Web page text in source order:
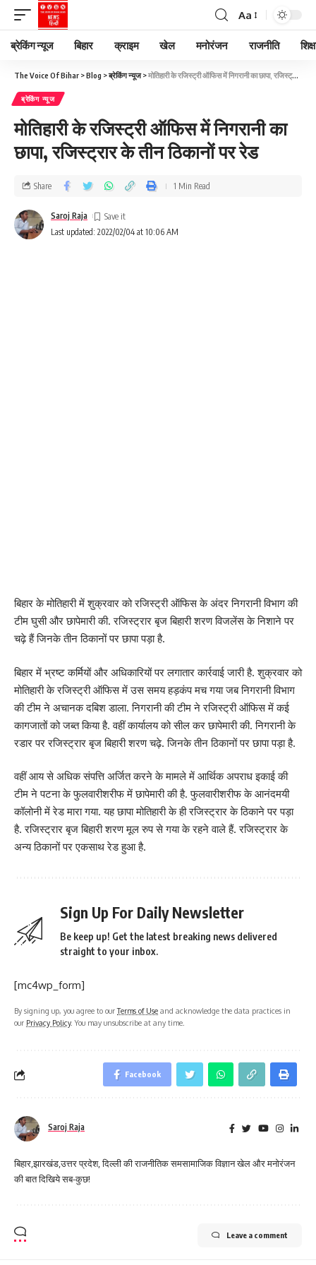
Aa
ब्रेकिंग न्यूज बिहार क्राइम खेल मनोरंजन राजनीति
The Voice Of Bihar >Blog >ब्रेकिंग न्यूज>मोतिहारी के रजिस्ट्री ऑफिस में निगरानी का छापा, रजिस्ट्रार के तीन ठिकानों पर रेड
ब्रेकिंग न्यूज
मोतिहारी के रजिस्ट्री ऑफिस में निगरानी का
छापा, रजिस्ट्रार के तीन ठिकानों पर रेड
Last updated: 2022/02/04 at 10:06 AM
Saroj Raja
Share 1 Min Read
बिहार के मोतिहारी में शुक्रवार को रजिस्ट्री ऑफिस के अंदर निगरानी विभाग की
टीम घुसी और छापेमारी की. रजिस्ट्रार बृज बिहारी शरण विजलेंस के निशाने पर
चढ़े हैं जिनके तीन ठिकानों पर छापा पड़ा है.
बिहार में भ्रष्ट कर्मियों और अधिकारियों पर लगातार कार्रवाई जारी है. शुक्रवार को
मोतिहारी के रजिस्ट्री ऑफिस में उस समय हड़कंप मच गया जब निगरानी विभाग
की टीम ने अचानक दबिश डाला. निगरानी की टीम ने रजिस्ट्री ऑफिस में कई
कागजातों को जब्त किया है. वहीं कार्यालय को सील कर छापेमारी की. निगरानी के
रडार पर रजिस्ट्रार बृज बिहारी शरण चढ़े. जिनके तीन ठिकानों पर छापा पड़ा है.
वहीं आय से अधिक संपत्ति अर्जित करने के मामले में आर्थिक अपराध इकाई की
टीम ने पटना के फुलवारीशरीफ में छापेमारी की है. फुलवारीशरीफ के आनंदमयी
कॉलोनी में रेड मारा गया. यह छापा मोतिहारी के ही रजिस्ट्रार के ठिकाने पर पड़ा
है. रजिस्ट्रार बृज बिहारी शरण मूल रुप से गया के रहने वाले हैं. रजिस्ट्रार के
अन्य ठिकानों पर एकसाथ रेड हुआ है.
Sign Up For Daily Newsletter
Be keep up! Get the latest breaking news delivered
straight to your inbox.
[mc4wp_form]
By signing up, you agree to ourTerms of Use and acknowledge the data practices in
our Privacy Policy. You may unsubscribe at any time.
Facebook
Saroj Raja
बिहार,झारखंड,उत्तर प्रदेश, दिल्ली की राजनीतिक समसामाजिक विज्ञान खेल और मनोरंजन
की बात दिखिये सब-कुछ!
Leave a comment